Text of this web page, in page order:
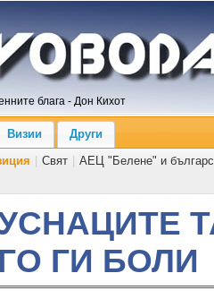
блага - Дон Кихот
Визии
Други
Свят
АЕЦ "Белене" и
ГИ БОЛИ